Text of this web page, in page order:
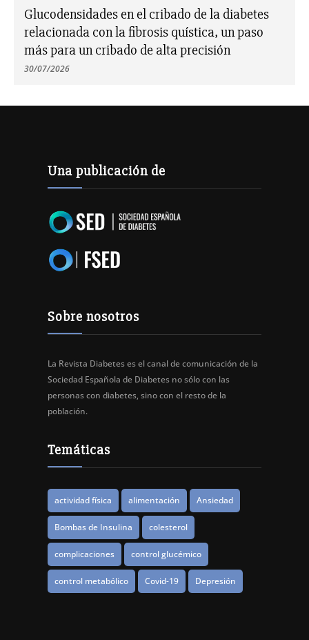
Glucodensidades en el cribado de la diabetes
relacionada con la fibrosis quística, un paso
más para un cribado de alta precisión
30/07/2026
Una publicación de
Sobre nosotros
La Revista Diabetes es el canal de comunicación de la
Sociedad Española de Diabetes no sólo con las
personas con diabetes, sino con el resto de la
población.
Temáticas
actividad física alimentación Ansiedad
Bombas de Insulina colesterol
complicaciones control glucémico
control metabólico Covid-19 Depresión